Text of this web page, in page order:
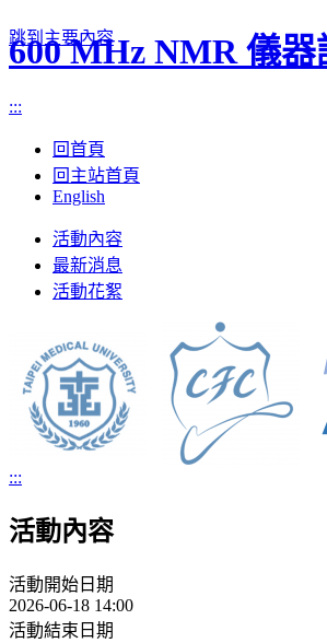
跳到主要內容
600 MHz NMR 儀
:::
回首頁
回主站首頁
English
Toggle
navigation
活動內容
最新消息
活動花絮
:::
活動內容
活動開始日期
2026-06-18 14:00
活動結束日期